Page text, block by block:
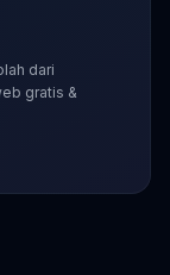
dari
gratis &